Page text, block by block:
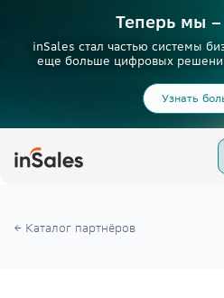
Теперь мы
inSales стал частью системы
еще больше цифровых
Узнать
← Каталог партнёров